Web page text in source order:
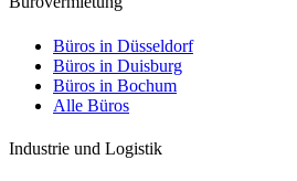
Büros in Düsseldorf
Büros in Duisburg
Büros in Bochum
Alle Büros
Industrie und Logistik